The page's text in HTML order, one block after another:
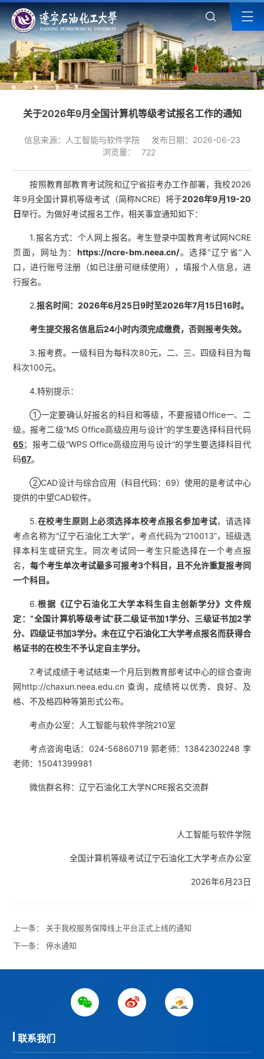
关于2026年9月全国计算机等级考试报名工作的通知
信息来源：人工智能与软件学院
发布日期：2026-06-23
浏览量：
722
按照教育部教育考试院和辽宁省招考办工作部署，我校2026
年9月全国计算机等级考试（简称NCRE）将于2026年9月19-20
日举行。为做好考试报名工作，相关事宜通知如下：
1.报名方式：个人网上报名。考生登录中国教育考试网NCRE
页面，网址为： https://ncre-bm.neea.cn/。选择“辽宁省”入
口，进行账号注册（如已注册可继续使用），填报个人信息，进
行报名。
2.报名时间：2026年6月25日9时至2026年7月15日16时。
考生提交报名信息后24小时内须完成缴费，否则报考失效。
3.报考费。一级科目为每科次80元，二、三、四级科目为每
科次100元。
4.特别提示：
①一定要确认好报名的科目和等级，不要报错Office一、二
级。报考二级“MS Office高级应用与设计”的学生要选择科目代码
65；报考二级“WPS Office高级应用与设计”的学生要选择科目代
码67。
②CAD设计与综合应用（科目代码：69）使用的是考试中心
提供的中望CAD软件。
5.在校考生原则上必须选择本校考点报名参加考试，请选择
考点名称为“辽宁石油化工大学”，考点代码为“210013”，班级选
择本科生或研究生。同次考试同一考生只能选择在一个考点报
名， 每个考生单次考试最多可报考3个科目，且不允许重复报考同
一个科目。
6.根据《辽宁石油化工大学本科生自主创新学分》文件规
定：“全国计算机等级考试”获二级证书加1学分、三级证书加2学
分、四级证书加3学分。未在辽宁石油化工大学考点报名而获得合
格证书的在校生不予认定自主学分。
7.考试成绩于考试结束一个月后到教育部考试中心的综合查询
网http://chaxun.neea.edu.cn 查询，成绩将以优秀、良好、及
格、不及格四种等第形式公布。
考点办公室：人工智能与软件学院210室
考点咨询电话：024-56860719 郭老师：13842302248 李
老师：15041399981
微信群名称：辽宁石油化工大学NCRE报名交流群
人工智能与软件学院
全国计算机等级考试辽宁石油化工大学考点办公室
2026年6月23日
上一条： 关于我校服务保障线上平台正式上线的通知
下一条：停水通知
联系我们